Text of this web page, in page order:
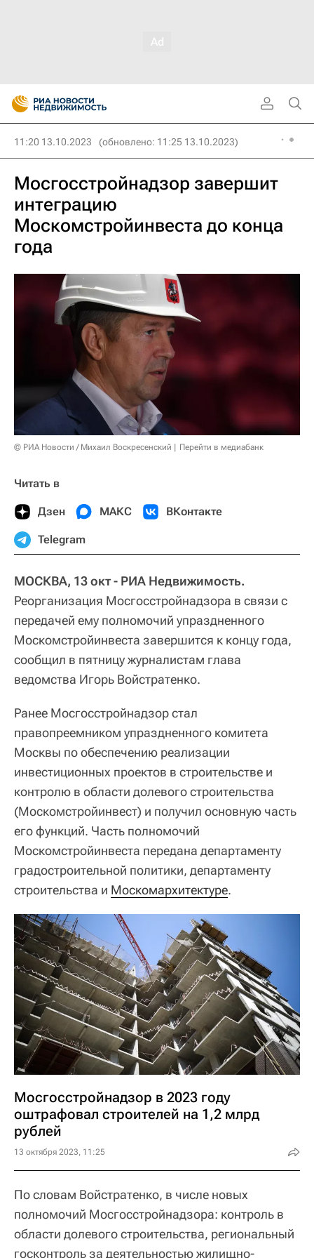
11:20 13.10.2023 (обновлено: 11:25 13.10.2023)
Мосгосстройнадзор завершит
интеграцию
Москомстройинвеста до конца
года
© РИА Новости / Михаил Воскресенский Перейти в медиабанк
Читать в
Дзен МАКС ВКонтакте
Telegram
МОСКВА, 13 окт - РИА Недвижимость.
Реорганизация Мосгосстройнадзора в связи с
передачей ему полномочий упраздненного
Москомстройинвеста завершится к концу года,
сообщил в пятницу журналистам глава
ведомства Игорь Войстратенко.
Ранее Мосгосстройнадзор стал
правопреемником упраздненного комитета
Москвы по обеспечению реализации
инвестиционных проектов в строительстве и
контролю в области долевого строительства
(Москомстройинвест) и получил основную часть
его функций. Часть полномочий
Москомстройинвеста передана департаменту
градостроительной политики, департаменту
строительства и Москомархитектуре.
Мосгосстройнадзор в 2023 году
оштрафовал строителей на 1,2 млрд
рублей
13 октября 2023, 11:25
По словам Войстратенко, в числе новых
полномочий Мосгосстройнадзора: контроль в
области долевого строительства, региональный
госконтроль за деятельностью жилищно-